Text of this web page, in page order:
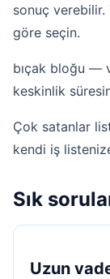
sonuç
göre seçin.
bıçak bloğu —
keskinlik
Çok satanlar
kendi iş
Sık
Uzun